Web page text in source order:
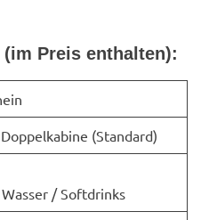
Preis enthalten):
(Standard)
/ Softdrinks